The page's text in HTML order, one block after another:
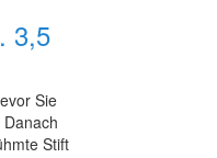
3,5
Sie
Stift